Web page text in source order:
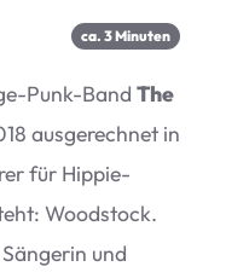
ca. 3Minu­ten
Punk-Band The
aus­ge­rech­net in
für Hip­pie-
Wood­stock.
und